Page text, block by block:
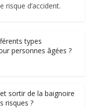
risque d’accident.
types
personnes âgées ?
sortir de la baignoire
risques ?